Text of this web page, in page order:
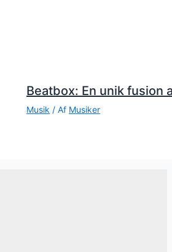
Beatbox: En unik fusion
Musik / Af Musiker